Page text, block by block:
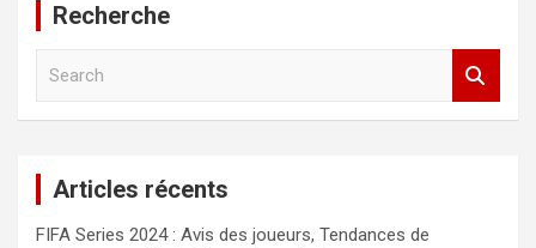
Recherche
Articles récents
FIFA Series 2024 : Avis des joueurs, Tendances de